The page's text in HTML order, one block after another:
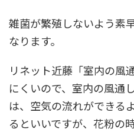
雑菌が繁殖しないよう素
なります。
リネット近藤「室内の風
にくいので、室内の風通
は、空気の流れができる
るといいですが、花粉の